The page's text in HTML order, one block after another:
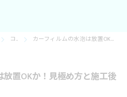
コラム カーフィルムの水泡は放置OKか！見極め方と施工後に消える期間の知識
放置OKか！見極め方と施工後